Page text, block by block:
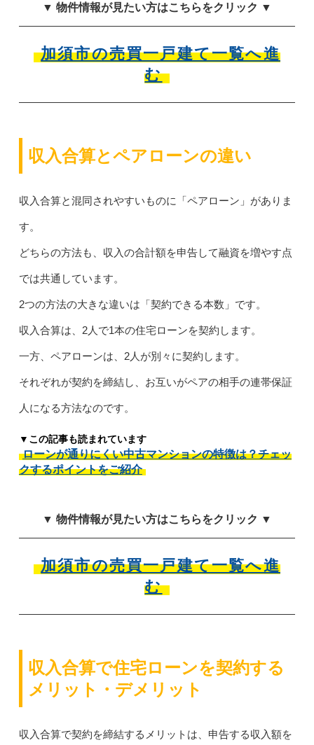
▼ 物件情報が見たい方はこちらをクリック ▼
加須市の売買一戸建て一覧へ進
む
収入合算とペアローンの違い
収入合算と混同されやすいものに「ペアローン」がありま
す。
どちらの方法も、収入の合計額を申告して融資を増やす点
では共通しています。
2つの方法の大きな違いは「契約できる本数」です。
収入合算は、2人で1本の住宅ローンを契約します。
一方、ペアローンは、2人が別々に契約します。
それぞれが契約を締結し、お互いがペアの相手の連帯保証
人になる方法なのです。
▼この記事も読まれています
ローンが通りにくい中古マンションの特徴は？チェッ
クするポイントをご紹介
▼ 物件情報が見たい方はこちらをクリック ▼
加須市の売買一戸建て一覧へ進
む
収入合算で住宅ローンを契約する
メリット・デメリット
収入合算で契約を締結するメリットは、申告する収入額を